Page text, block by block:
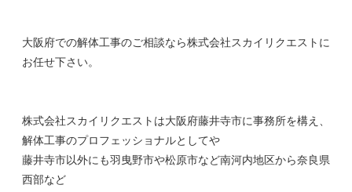
大阪府での解体工事のご相談なら株式会社スカイリクエストに
お任せ下さい。
株式会社スカイリクエストは大阪府藤井寺市に事務所を構え、
解体工事のプロフェッショナルとしてや
藤井寺市以外にも羽曳野市や松原市など南河内地区から奈良県
西部など